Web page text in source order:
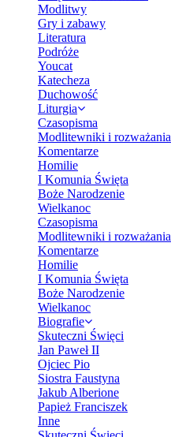
Modlitwy
Gry i zabawy
Literatura
Podróże
Youcat
Katecheza
Duchowość
Liturgia
Czasopisma
Modlitewniki i rozważania
Komentarze
Homilie
I Komunia Święta
Boże Narodzenie
Wielkanoc
Czasopisma
Modlitewniki i rozważania
Komentarze
Homilie
I Komunia Święta
Boże Narodzenie
Wielkanoc
Biografie
Skuteczni Święci
Jan Paweł II
Ojciec Pio
Siostra Faustyna
Jakub Alberione
Papież Franciszek
Inne